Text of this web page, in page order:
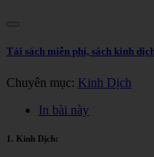
Tải sách miễn phí, sách kinh
Chuyên mục: Kinh Dịch
In bài này
1. Kinh Dịch: